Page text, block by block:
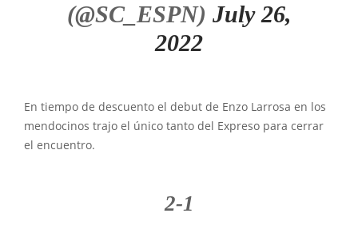
(@SC_ESPN) July 26,
2022
En tiempo de descuento el debut de Enzo Larrosa en los
mendocinos trajo el único tanto del Expreso para cerrar
el encuentro.
2-1